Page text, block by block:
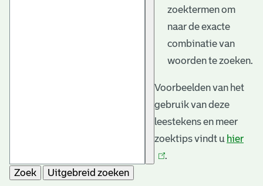
zoektermen om
naar de exacte
combinatie van
woorden te zoeken.
Voorbeelden van het
gebruik van deze
leestekens en meer
zoektips vindt u hier
.
Zoek
Uitgebreid zoeken